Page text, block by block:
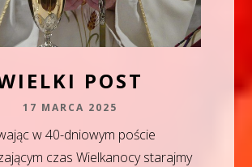
POST
17 MARCA 2025
w 40-dniowym poście
czas Wielkanocy starajmy